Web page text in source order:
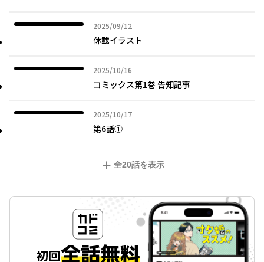
2025/09/12
2025年09月12日
休載イラスト
2025/10/16
2025年10月16日
コミックス第1巻 告知記事
2025/10/17
2025年10月17日
第6話①
全20話を表示